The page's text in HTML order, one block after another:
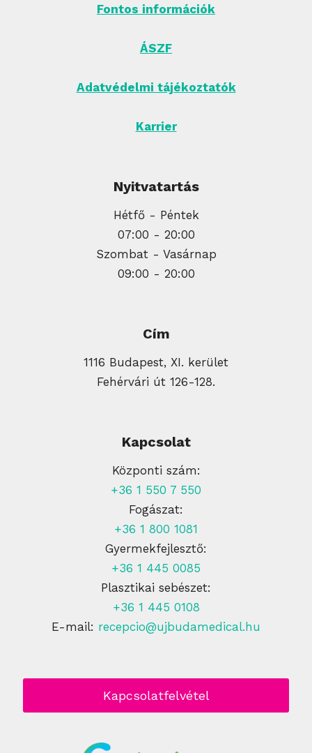
Fontos információk
ÁSZF
Adatvédelmi tájékoztatók
Karrier
Nyitvatartás
Hétfő - Péntek
07:00 - 20:00
Szombat - Vasárnap
09:00 - 20:00
Cím
1116 Budapest, XI. kerület
Fehérvári út 126-128.
Kapcsolat
Központi szám:
+36 1 550 7 550
Fogászat:
+36 1 800 1081
Gyermekfejlesztő:
+36 1 445 0085
Plasztikai sebészet:
+36 1 445 0108
E-mail: recepcio@ujbudamedical.hu
Kapcsolatfelvétel